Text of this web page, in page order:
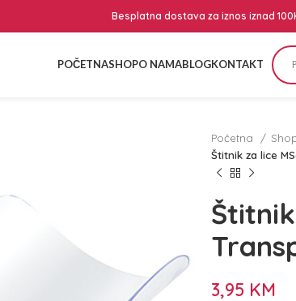
Besplatna dostava za iznos iznad
POČETNASHOPO NAMABLOGKONTAKT
Početna
Štitnik za lice
3,95 KM